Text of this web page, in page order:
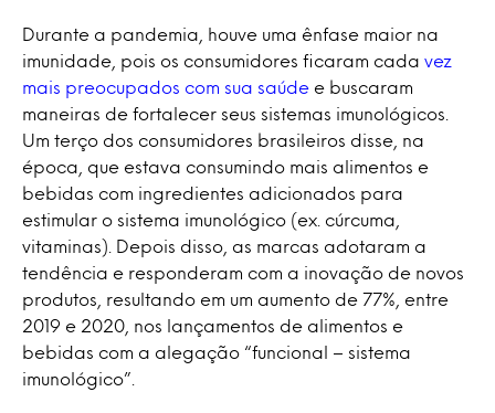
Durante a pandemia, houve uma ênfase maior na
imunidade, pois os consumidores ficaram cada vez
mais preocupados com sua saúde e buscaram
maneiras de fortalecer seus sistemas imunológicos.
Um terço dos consumidores brasileiros disse, na
época, que estava consumindo mais alimentos e
bebidas com ingredientes adicionados para
estimular o sistema imunológico (ex. cúrcuma,
vitaminas). Depois disso, as marcas adotaram a
tendência e responderam com a inovação de novos
produtos, resultando em um aumento de 77%, entre
2019 e 2020, nos lançamentos de alimentos e
bebidas com a alegação “funcional – sistema
imunológico”.